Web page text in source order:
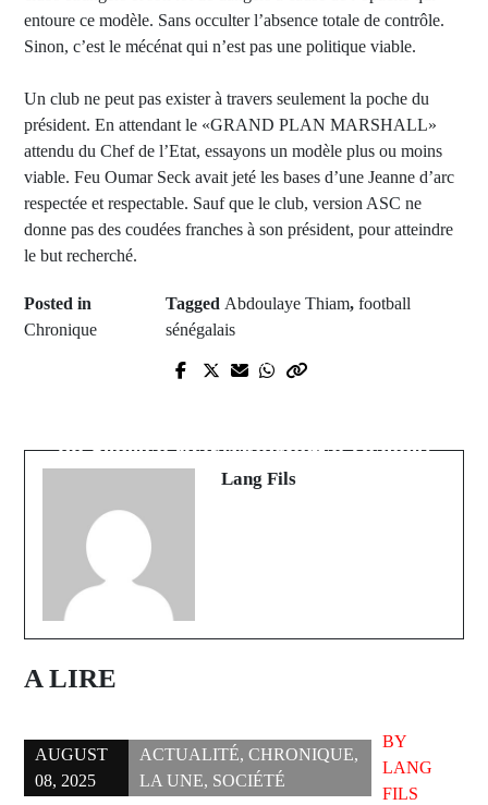
entoure ce modèle. Sans occulter l’absence totale de contrôle.
Sinon, c’est le mécénat qui n’est pas une politique viable.
Un club ne peut pas exister à travers seulement la poche du
président. En attendant le «GRAND PLAN MARSHALL»
attendu du Chef de l’Etat, essayons un modèle plus ou moins
viable. Feu Oumar Seck avait jeté les bases d’une Jeanne d’arc
respectée et respectable. Sauf que le club, version ASC ne
donne pas des coudées franches à son président, pour atteindre
le but recherché.
Posted in
Chronique
Tagged Abdoulaye Thiam, football
sénégalais
Prev Post
planète football
du Sénégal (Par Madiambal Diagne)
Lang Fils
A LIRE
AUGUST
08, 2025
ACTUALITÉ, CHRONIQUE,
LA UNE, SOCIÉTÉ
BY
LANG
FILS